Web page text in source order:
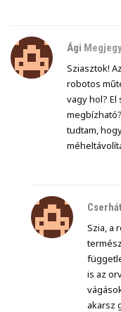
Ági
Sziasztok!
robotos
vagy hol?
tudtam,
Szia, a
is az
akarsz